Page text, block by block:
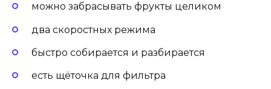
можно забрасывать фрукты целиком
два скоростных режима
быстро собирается и разбирается
есть щёточка для фильтра